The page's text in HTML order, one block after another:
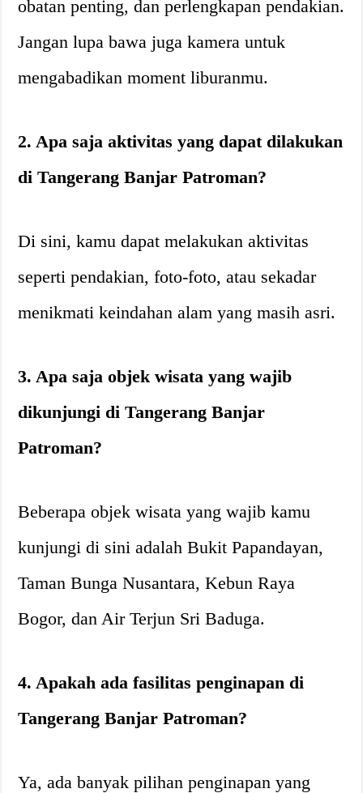
obatan penting, dan perlengkapan pendakian.
Jangan lupa bawa juga kamera untuk
mengabadikan moment liburanmu.
2. Apa saja aktivitas yang dapat dilakukan
di Tangerang Banjar Patroman?
Di sini, kamu dapat melakukan aktivitas
seperti pendakian, foto-foto, atau sekadar
menikmati keindahan alam yang masih asri.
3. Apa saja objek wisata yang wajib
dikunjungi di Tangerang Banjar
Patroman?
Beberapa objek wisata yang wajib kamu
kunjungi di sini adalah Bukit Papandayan,
Taman Bunga Nusantara, Kebun Raya
Bogor, dan Air Terjun Sri Baduga.
4. Apakah ada fasilitas penginapan di
Tangerang Banjar Patroman?
Ya, ada banyak pilihan penginapan yang